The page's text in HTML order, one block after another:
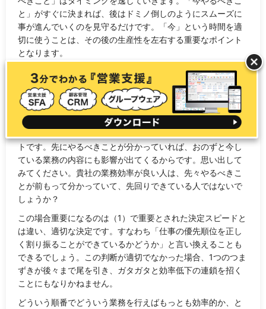
と」がすぐに決まれば、後はドミノ倒しのようにスムーズに
事が進んでいくのを見守るだけです。「今」という時間を適
切に使うことは、その後の生産性を左右する重要なポイント
となります。
（2）「この先やるべきこと」を的確に決めるべ
きである
「この先やるべきこと」をロードマップとして頭の中に描い
トです。先にやるべきことが分かっていれば、おのずと今し
ている業務の内容にも影響が出てくるからです。思い出して
みてください。貴社の業務効率が良い人は、先々やるべきこ
とが前もって分かっていて、先回りできている人ではないで
しょうか？
この場合重要になるのは（1）で重要とされた決定スピードと
は違い、適切な決定です。すなわち「仕事の優先順位を正し
く割り振ることができているかどうか」と言い換えることも
できるでしょう。この判断が適切でなかった場合、1つのつま
ずきが後々まで尾を引き、ガタガタと効率低下の連鎖を招く
ことにもなりかねません。
どういう順番でどういう業務を行えばもっとも効率的か、と